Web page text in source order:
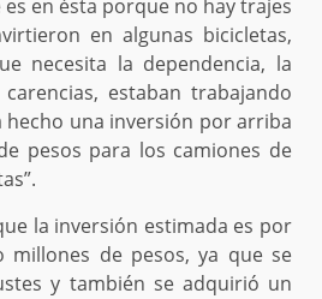
en ésta porque no hay trajes
en algunas bicicletas,
necesita la dependencia, la
estaban trabajando
hecho una inversión por arriba
pesos para los camiones de
la inversión estimada es por
de pesos, ya que se
y también se adquirió un